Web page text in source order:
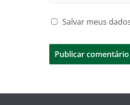
Salvar meus